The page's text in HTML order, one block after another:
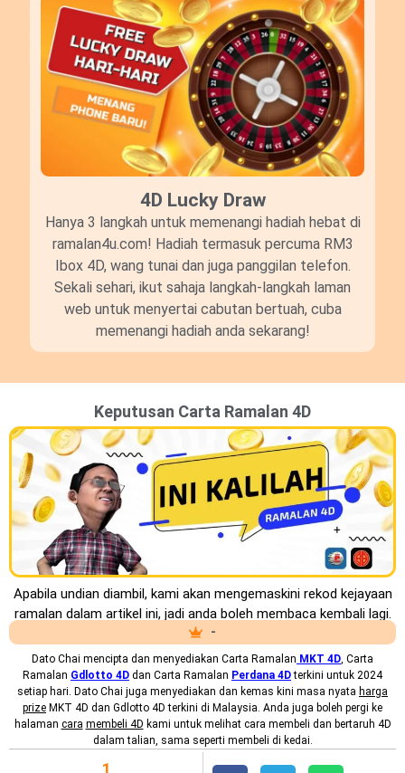
4D Lucky Draw​
Hanya 3 langkah untuk memenangi hadiah hebat di
ramalan4u.com! Hadiah termasuk percuma RM3
Ibox 4D, wang tunai dan juga panggilan telefon.
Sekali sehari, ikut sahaja langkah-langkah laman
web untuk menyertai cabutan bertuah, cuba
memenangi hadiah anda sekarang!
Keputusan Carta Ramalan 4D
Apabila undian diambil, kami akan mengemaskini rekod kejayaan
ramalan dalam artikel ini, jadi anda boleh membaca kembali lagi.
-
Dato Chai mencipta dan menyediakan Carta Ramalan MKT 4D, Carta
Ramalan Gdlotto 4D dan Carta Ramalan Perdana 4Dterkini untuk 2024
setiap hari. Dato Chai juga menyediakan dan kemas kini masa nyata harga
prize MKT 4D dan Gdlotto 4D terkini di Malaysia. Anda juga boleh pergi ke
halaman cara membeli 4D kami untuk melihat cara membeli dan bertaruh 4D
dalam talian, sama seperti membeli di kedai.
1